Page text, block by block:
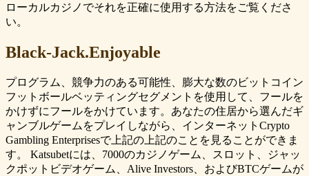
ローカルカジノでそれを正確に使用する方法をご覧くださ
い。
Black-Jack.Enjoyable
プログラム、競争力のある可能性、膨大な数のビットコイン
フットボールベッティングセグメントを使用して、フールを
かけずにフールをかけています。あなたの住居から選んだギ
ャンブルゲームをプレイしながら、インターネットCrypto
Gambling Enterprisesで上記の上記のことを見ることができま
す。 Katsubetには、7000のカジノゲーム、スロット、ジャッ
クポットビデオゲーム、Alive Investors、およびBTCゲームが